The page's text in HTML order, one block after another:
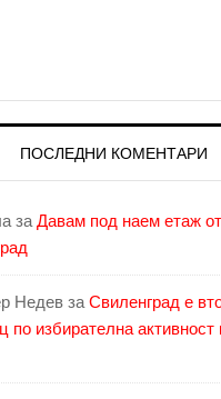
ПОСЛЕДНИ КОМЕНТАРИ
за Давам под наем етаж
Недев за Свиленград е
по избирателна активност